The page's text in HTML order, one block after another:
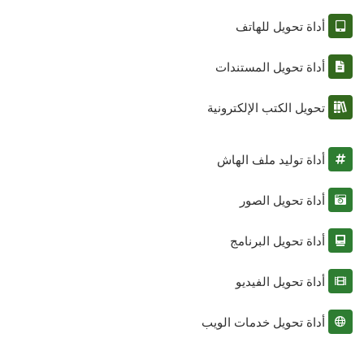
أداة تحويل للهاتف
أداة تحويل المستندات
تحويل الكتب الإلكترونية
أداة توليد ملف الهاش
أداة تحويل الصور
أداة تحويل البرنامج
أداة تحويل الفيديو
أداة تحويل خدمات الويب